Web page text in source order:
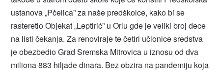
ustanova „Pčelica” za naše predškolce, kako bi se
rasteretio Objekat „Leptirić” u Orlu gde je veliki broj dece
na listi čekanja. Za renoviraje te četiri učionice sredstva
je obezbedio Grad Sremska Mitrovica u iznosu od dva
miliona 883 hiljade dinara. Bez obzira na pandemiju koja